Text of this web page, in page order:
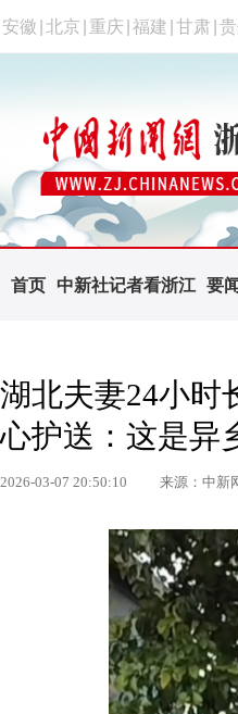
安徽 北京 重庆 福建 甘肃 贵
首页 中新社记者看浙江 要闻
湖北夫妻24小时
心护送：这是异
2026-03-07 20:50:10 来源：中新